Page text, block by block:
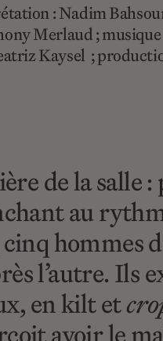
: Nadim
Merlaud ;
Kaysel ;
de la salle
au
cinq
l’autre. Ils
en kilt et